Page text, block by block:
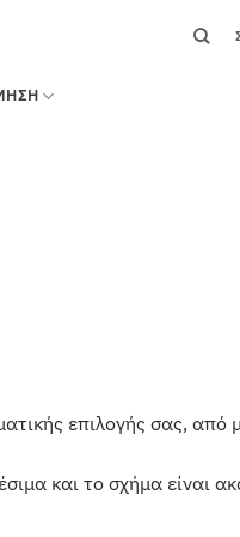
επιλογής σας, από
και το σχήμα είναι